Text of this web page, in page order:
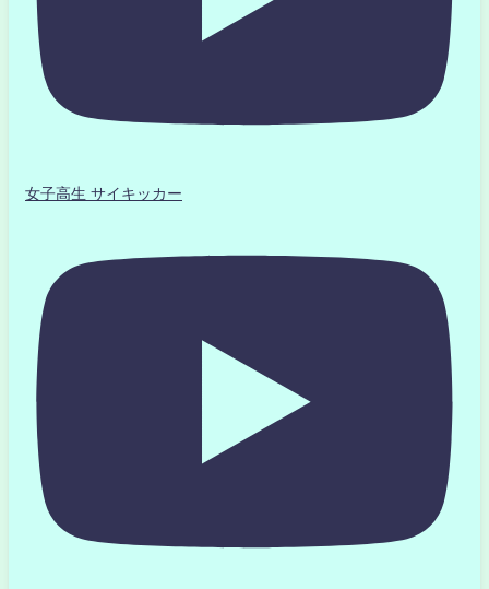
女子高生 サイキッカー